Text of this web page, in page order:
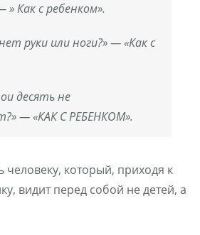
» Как с ребенком».
руки или ноги?» — «Как с
десять не
— «КАК С РЕБЕНКОМ».
человеку, который, приходя к
видит перед собой не детей, а